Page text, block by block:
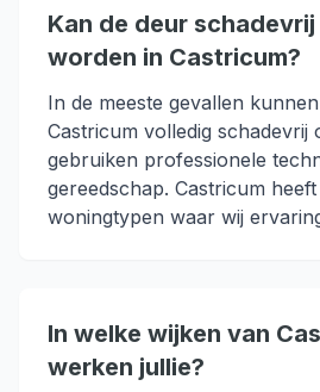
Kan de deur
worden in Castricum?
In de meeste gevallen
Castricum volledig schadevrij
gebruiken professionele
gereedschap. Castricum
woningtypen waar wij
In welke wijken van
werken jullie?